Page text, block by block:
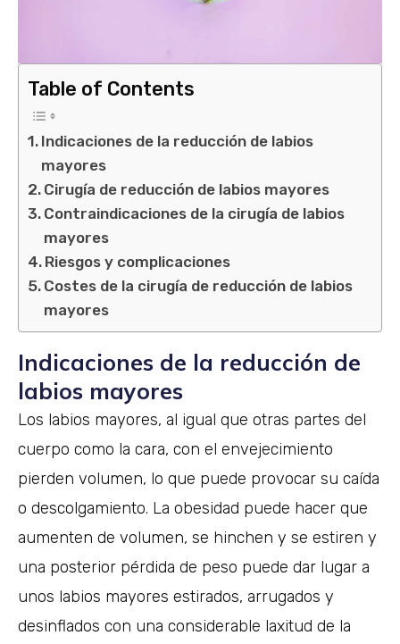
Table of Contents
Indicaciones de la reducción de labios
mayores
Cirugía de reducción de labios mayores
Contraindicaciones de la cirugía de labios
mayores
Riesgos y complicaciones
Costes de la cirugía de reducción de labios
mayores
Indicaciones de la reducción de
labios mayores
Los labios mayores, al igual que otras partes del
cuerpo como la cara, con el envejecimiento
pierden volumen, lo que puede provocar su caída
o descolgamiento. La obesidad puede hacer que
aumenten de volumen, se hinchen y se estiren y
una posterior pérdida de peso puede dar lugar a
unos labios mayores estirados, arrugados y
desinflados con una considerable laxitud de la